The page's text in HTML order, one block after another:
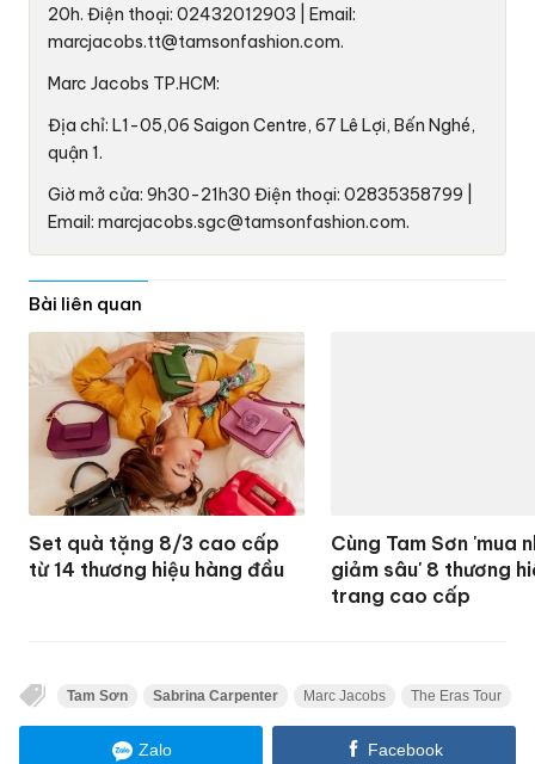
20h. Điện thoại: 02432012903 | Email:
marcjacobs.tt@tamsonfashion.com.
Marc Jacobs TP.HCM:
Địa chỉ: L1-05,06 Saigon Centre, 67 Lê Lợi, Bến Nghé,
quận 1.
Giờ mở cửa: 9h30-21h30 Điện thoại: 02835358799 |
Email: marcjacobs.sgc@tamsonfashion.com.
Bài liên quan
Set quà tặng 8/3 cao cấp
từ 14 thương hiệu hàng đầu
Cùng Tam Sơn 'mua
giảm sâu' 8 thương
trang cao cấp
Tam Sơn Sabrina Carpenter Marc Jacobs The Eras Tour
Zalo Facebook